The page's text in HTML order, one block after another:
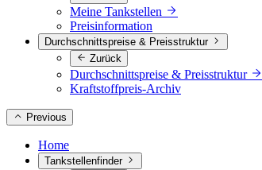
Meine Tankstellen
Preisinformation
Durchschnittspreise & Preisstruktur
Zurück
Durchschnittspreise & Preisstruktur
Kraftstoffpreis-Archiv
Previous
Home
Tankstellenfinder